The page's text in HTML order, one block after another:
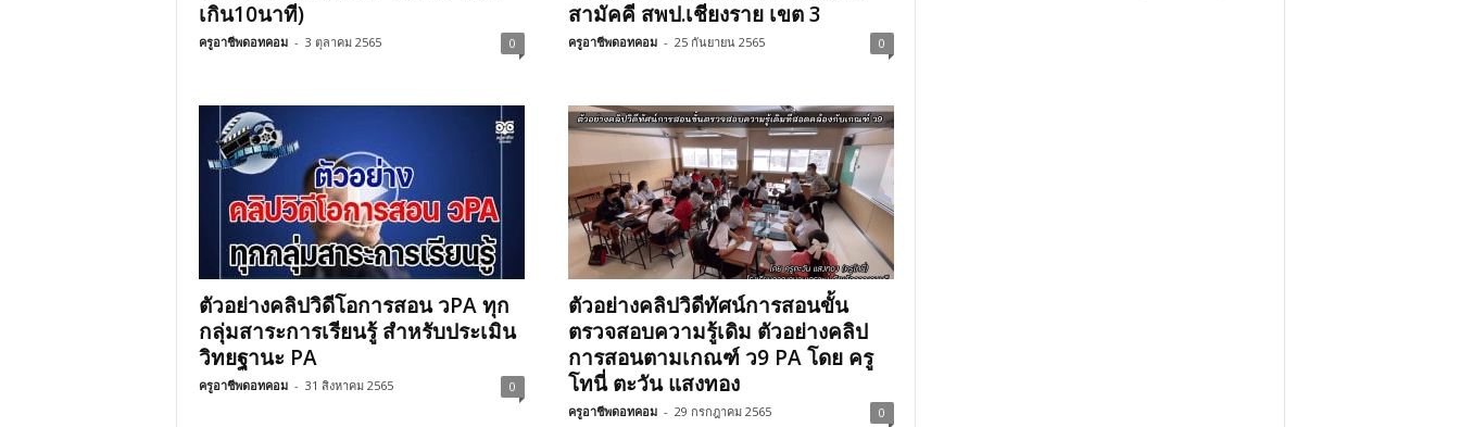
เกิน10นาที)
ครูอาชีพดอทคอม - 3 ตุลาคม 2565 0
สามัคคี สพป.เชียงราย เขต 3
ครูอาชีพดอทคอม - 25 กันยายน 2565 0
ตัวอย่างคลิปวิดีโอการสอน วPA ทุก
กลุ่มสาระการเรียนรู้ สำหรับประเมิน
วิทยฐานะ PA
ครูอาชีพดอทคอม - 31 สิงหาคม 2565 0
ตัวอย่างคลิปวิดีทัศน์การสอนขั้น
ตรวจสอบความรู้เดิม ตัวอย่างคลิป
การสอนตามเกณฑ์ ว9 PA โดย ครู
โทนี่ ตะวัน แสงทอง
ครูอาชีพดอทคอม - 29 กรกฎาคม 2565 0